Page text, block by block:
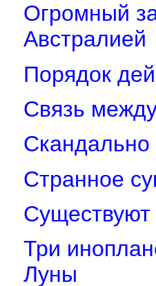
Огромный
Австралией
Порядок
Связь
Странное
Три
Луны